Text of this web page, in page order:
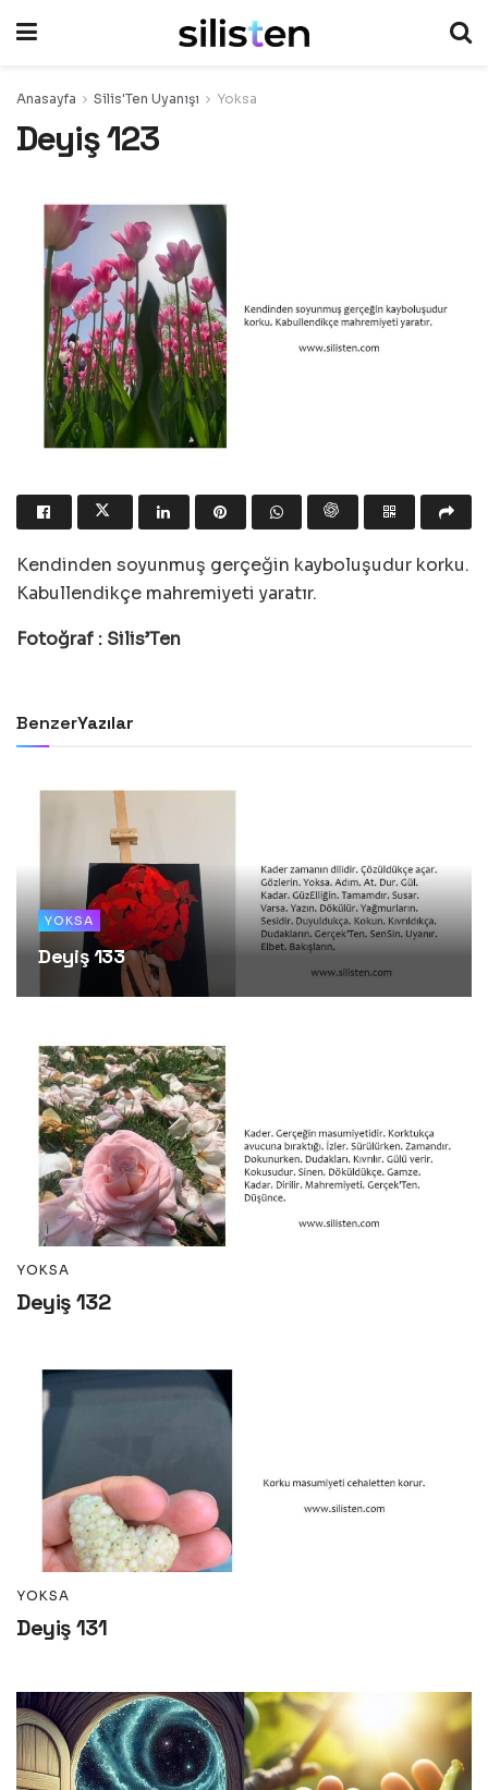
Anasayfa Silis'Ten Uyanışı Yoksa
Deyiş 123
Kendinden soyunmuş gerçeğin kayboluşudur korku.
Kabullendikçe mahremiyeti yaratır.
Fotoğraf : Silis’Ten
BenzerYazılar
YOKSA
Deyiş 133
YOKSA
Deyiş 132
YOKSA
Deyiş 131